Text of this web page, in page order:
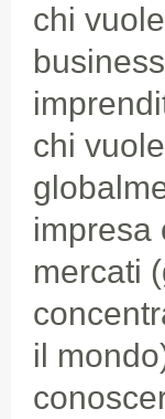
chi
chi
impresa
mercati
il